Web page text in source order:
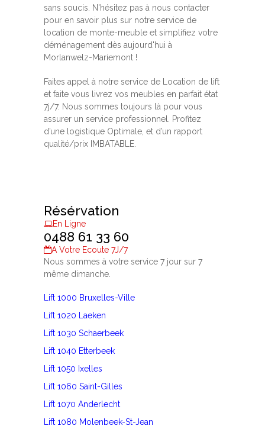
sans soucis. N'hésitez pas à nous contacter
pour en savoir plus sur notre service de
location de monte-meuble et simplifiez votre
déménagement dès aujourd'hui à
Morlanwelz-Mariemont !
Faites appel à notre service de Location de lift
et faite vous livrez vos meubles en parfait état
7j/7. Nous sommes toujours là pour vous
assurer un service professionnel. Profitez
d’une logistique Optimale, et d’un rapport
qualité/prix IMBATABLE.
Résérvation
En Ligne
0488 61 33 60
A Votre Ecoute 7J/7
Nous sommes à votre service 7 jour sur 7
même dimanche.
Lift 1000 Bruxelles-Ville
Lift 1020 Laeken
Lift 1030 Schaerbeek
Lift 1040 Etterbeek
Lift 1050 Ixelles
Lift 1060 Saint-Gilles
Lift 1070 Anderlecht
Lift 1080 Molenbeek-St-Jean